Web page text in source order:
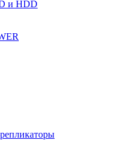
и HDD